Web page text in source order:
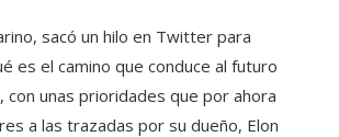
sacó un hilo en Twitter para
es el camino que conduce al futuro
con unas prioridades que por ahora
a las trazadas por su dueño, Elon